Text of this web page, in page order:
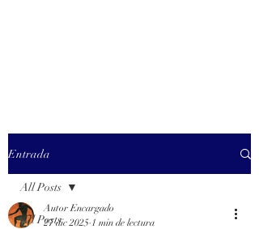
Entrada
All Posts
All Posts
Autor Encargado
27 dic 2025 1 min de lectura